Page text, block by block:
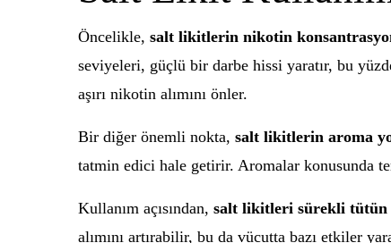
Öncelikle, salt likitlerin nikotin
seviyeleri, güçlü bir darbe hissi yaratır, bu
aşırı nikotin alımını önler.
Bir diğer önemli nokta, salt likitlerin aroma
tatmin edici hale getirir. Aromalar konusunda
Kullanım açısından, salt likitleri sürekli tütün
alımını artırabilir, bu da vücutta bazı etkiler